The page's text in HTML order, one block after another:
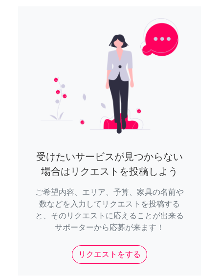
受けたいサービスが見つからない
場合はリクエストを投稿しよう
ご希望内容、エリア、予算、家具の名前や
数などを入力してリクエストを投稿する
と、そのリクエストに応えることが出来る
サポーターから応募が来ます！
リクエストをする